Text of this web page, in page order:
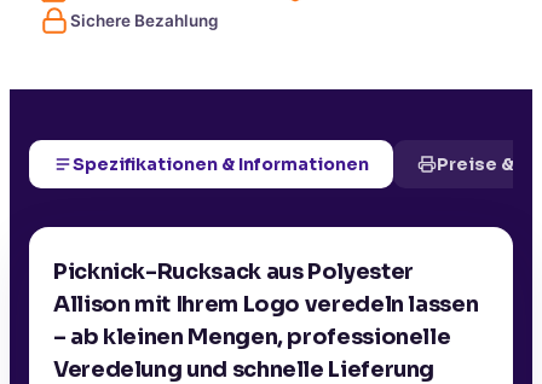
Sichere Bezahlung
Spezifikationen & Informationen Preise &
Picknick-Rucksack aus Polyester
Allison mit Ihrem Logo veredeln lassen
– ab kleinen Mengen, professionelle
Veredelung und schnelle Lieferung